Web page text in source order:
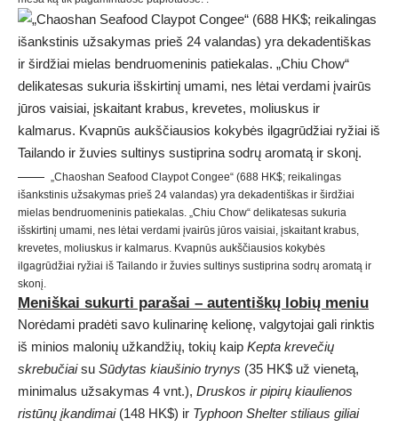
„Chaoshan Seafood Claypot Congee“ (688 HK$; reikalingas
išankstinis užsakymas prieš 24 valandas) yra dekadentiškas ir širdžiai
mielas bendruomeninis patiekalas. „Chiu Chow“ delikatesas sukuria
išskirtinį umami, nes lėtai verdami įvairūs jūros vaisiai, įskaitant krabus,
krevetes, moliuskus ir kalmarus. Kvapnūs aukščiausios kokybės
ilgagrūdžiai ryžiai iš Tailando ir žuvies sultinys sustiprina sodrų aromatą ir
skonį.
Meniškai sukurti parašai – autentiškų lobių meniu
Norėdami pradėti savo kulinarinę kelionę, valgytojai gali rinktis
iš minios malonių užkandžių, tokių kaip Kepta krevečių
skrebučiaisu Sūdytas kiaušinio trynys (35 HK$ už vienetą,
minimalus užsakymas 4 vnt.), Druskos ir pipirų kiaulienos
ristūnų įkandimai (148 HK$) ir Typhoon Shelter stiliaus giliai